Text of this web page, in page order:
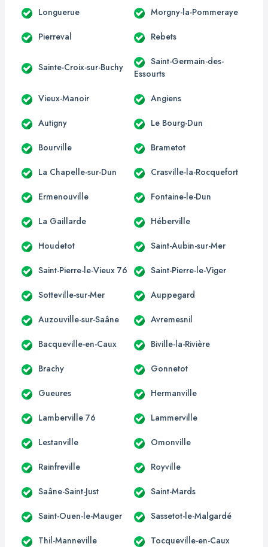
Longuerue Morgny-la-Pommeraye
Pierreval Rebets
Sainte-Croix-sur-Buchy
Saint-Germain-des-
Essourts
Vieux-Manoir Angiens
Autigny Le Bourg-Dun
Bourville Brametot
La Chapelle-sur-Dun Crasville-la-Rocquefort
Ermenouville Fontaine-le-Dun
La Gaillarde Héberville
Houdetot Saint-Aubin-sur-Mer
Saint-Pierre-le-Vieux 76 Saint-Pierre-le-Viger
Sotteville-sur-Mer Auppegard
Auzouville-sur-Saâne Avremesnil
Bacqueville-en-Caux Biville-la-Rivière
Brachy Gonnetot
Gueures Hermanville
Lamberville 76 Lammerville
Lestanville Omonville
Rainfreville Royville
Saâne-Saint-Just Saint-Mards
Saint-Ouen-le-Mauger Sassetot-le-Malgardé
Thil-Manneville Tocqueville-en-Caux